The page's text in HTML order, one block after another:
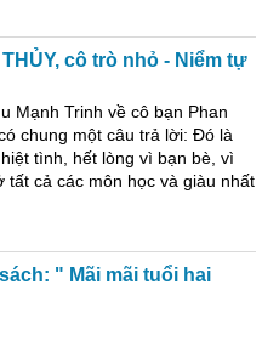
THỦY, cô trò nhỏ - Niểm tự
Mạnh Trinh về cô bạn Phan
chung một câu trả lời: Đó là
tình, hết lòng vì bạn bè, vì
tất cả các môn học và giàu nhất
" Mãi mãi tuổi hai